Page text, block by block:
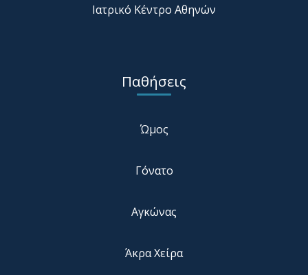
Ιατρικό Κέντρο Αθηνών
Παθήσεις
Ώμος
Γόνατο
Αγκώνας
Άκρα Χείρα